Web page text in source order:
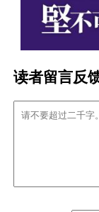
读者留言反